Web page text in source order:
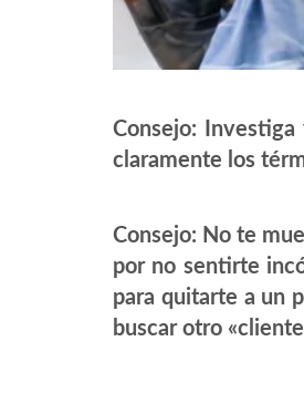
Consejo:
claramente los
Consejo: No te
por no sentirte
para quitarte a un
buscar otro